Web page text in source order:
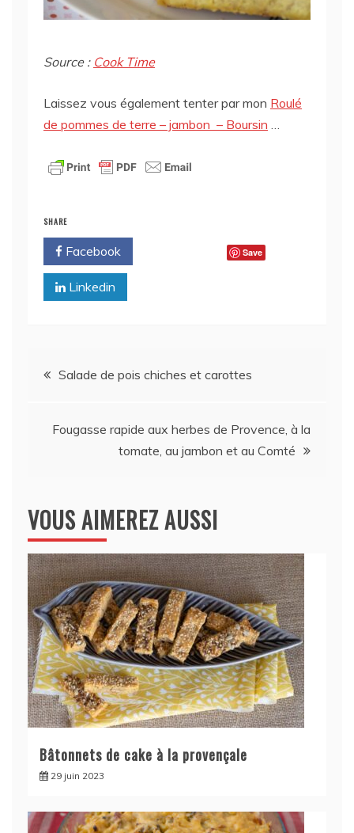
Source : Cook Time
Laissez vous également tenter par mon Roulé
de pommes de terre – jambon – Boursin …
SHARE
Facebook Save
Linkedin
Navigation
Salade de pois chiches et carottes
Fougasse rapide aux herbes de Provence, à la
tomate, au jambon et au Comté
VOUS AIMEREZ AUSSI
Bâtonnets de cake à la provençale
29 juin 2023